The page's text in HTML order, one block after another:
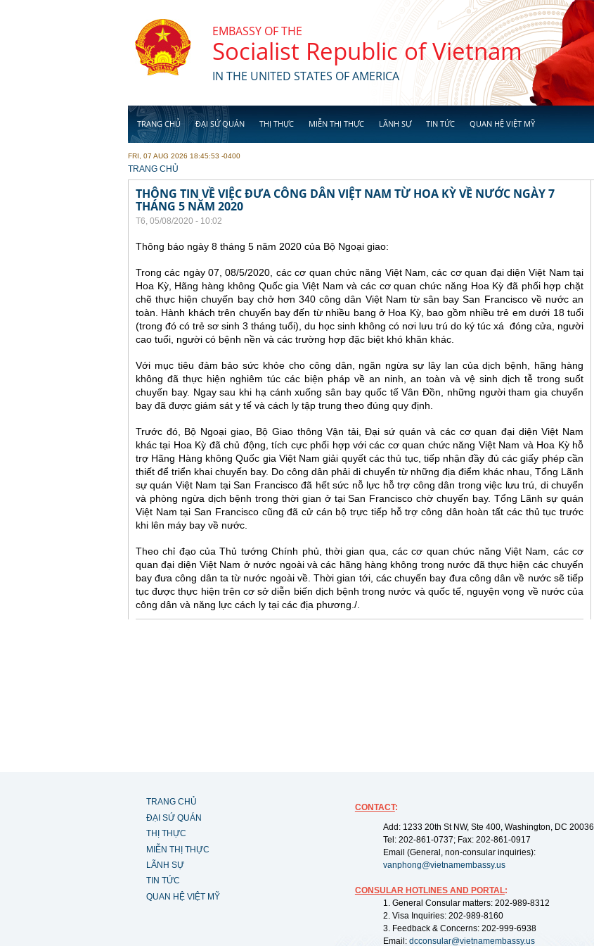
EMBASSY OF THE
Socialist Republic of Vietnam
IN THE UNITED STATES OF AMERICA
TRANG CHỦ ĐẠI SỨ QUÁN THỊ THỰC MIỄN THỊ THỰC LÃNH SỰ TIN TỨC QUAN HỆ VIỆT MỸ
FRI, 07 AUG 2026 18:45:53 -0400
YOU ARE HERE
TRANG CHỦ
THÔNG TIN VỀ VIỆC ĐƯA CÔNG DÂN VIỆT NAM TỪ HOA KỲ VỀ NƯỚC NGÀY 7
THÁNG 5 NĂM 2020
T6, 05/08/2020 - 10:02
Thông báo ngày 8 tháng 5 năm 2020 của Bộ Ngoại giao:
Trong các ngày 07, 08/5/2020, các cơ quan chức năng Việt Nam, các cơ quan đại diện Việt Nam tại
Hoa Kỳ, Hãng hàng không Quốc gia Việt Nam và các cơ quan chức năng Hoa Kỳ đã phối hợp chặt
chẽ thực hiện chuyến bay chở hơn 340 công dân Việt Nam từ sân bay San Francisco về nước an
toàn. Hành khách trên chuyến bay đến từ nhiều bang ở Hoa Kỳ, bao gồm nhiều trẻ em dưới 18 tuổi
(trong đó có trẻ sơ sinh 3 tháng tuổi), du học sinh không có nơi lưu trú do ký túc xá đóng cửa, người
cao tuổi, người có bệnh nền và các trường hợp đặc biệt khó khăn khác.
Với mục tiêu đảm bảo sức khỏe cho công dân, ngăn ngừa sự lây lan của dịch bệnh, hãng hàng
không đã thực hiện nghiêm túc các biện pháp về an ninh, an toàn và vệ sinh dịch tễ trong suốt
chuyến bay. Ngay sau khi hạ cánh xuống sân bay quốc tế Vân Đồn, những người tham gia chuyến
bay đã được giám sát y tế và cách ly tập trung theo đúng quy định.
Trước đó, Bộ Ngoại giao, Bộ Giao thông Vận tải, Đại sứ quán và các cơ quan đại diện Việt Nam
khác tại Hoa Kỳ đã chủ động, tích cực phối hợp với các cơ quan chức năng Việt Nam và Hoa Kỳ hỗ
trợ Hãng Hàng không Quốc gia Việt Nam giải quyết các thủ tục, tiếp nhận đầy đủ các giấy phép cần
thiết để triển khai chuyến bay. Do công dân phải di chuyển từ những địa điểm khác nhau, Tổng Lãnh
sự quán Việt Nam tại San Francisco đã hết sức nỗ lực hỗ trợ công dân trong việc lưu trú, di chuyển
và phòng ngừa dịch bệnh trong thời gian ở tại San Francisco chờ chuyến bay. Tổng Lãnh sự quán
Việt Nam tại San Francisco cũng đã cử cán bộ trực tiếp hỗ trợ công dân hoàn tất các thủ tục trước
khi lên máy bay về nước.
Theo chỉ đạo của Thủ tướng Chính phủ, thời gian qua, các cơ quan chức năng Việt Nam, các cơ
quan đại diện Việt Nam ở nước ngoài và các hãng hàng không trong nước đã thực hiện các chuyến
bay đưa công dân ta từ nước ngoài về. Thời gian tới, các chuyến bay đưa công dân về nước sẽ tiếp
tục được thực hiện trên cơ sở diễn biến dịch bệnh trong nước và quốc tế, nguyện vọng về nước của
công dân và năng lực cách ly tại các địa phương./.
TRANG CHỦ
ĐẠI SỨ QUÁN
THỊ THỰC
MIỄN THỊ THỰC
LÃNH SỰ
TIN TỨC
QUAN HỆ VIỆT MỸ
CONTACT:
Add: 1233 20th St NW, Ste 400, Washington, DC 20036
Tel: 202-861-0737; Fax: 202-861-0917
Email (General, non-consular inquiries):
vanphong@vietnamembassy.us
CONSULAR HOTLINES AND PORTAL:
1. General Consular matters: 202-989-8312
2. Visa Inquiries: 202-989-8160
3. Feedback & Concerns: 202-999-6938
Email: dcconsular@vietnamembassy.us